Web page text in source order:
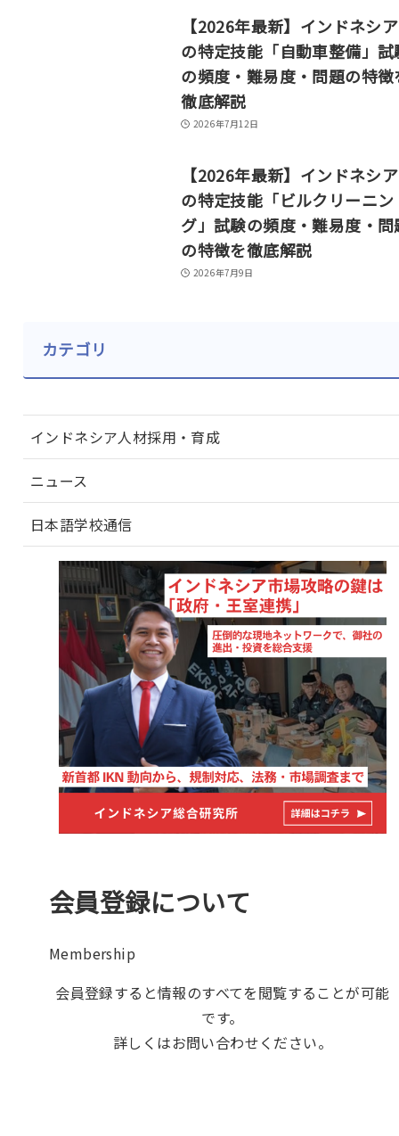
【2026年最新】インドネシ
の特定技能「自動車整備」試
の頻度・難易度・問題の特徴
徹底解説
2026年7月12日
【2026年最新】インドネシ
の特定技能「ビルクリーニン
グ」試験の頻度・難易度・問
の特徴を徹底解説
2026年7月9日
カテゴリ
インドネシア人材採用・育成
ニュース
日本語学校通信
会員登録について
Membership
会員登録すると情報のすべてを閲覧することが可能
です。
詳しくはお問い合わせください。